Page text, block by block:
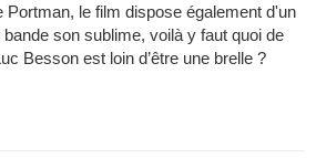
Portman, le film dispose également d'un
son sublime, voilà y faut quoi de
Besson est loin d’être une brelle ?